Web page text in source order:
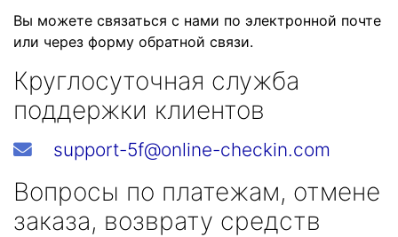
Вы можете связаться с нами по электронной почте
или через форму обратной связи.
Круглосуточная служба
поддержки клиентов
support-5f@online-checkin.com
Вопросы по платежам, отмене
заказа, возврату средств